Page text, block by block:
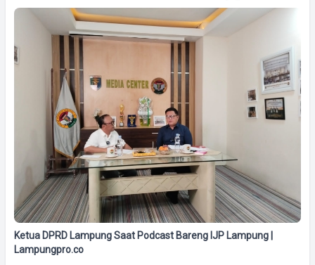
Ketua DPRD Lampung Saat Podcast Bareng IJP Lampung |
Lampungpro.co